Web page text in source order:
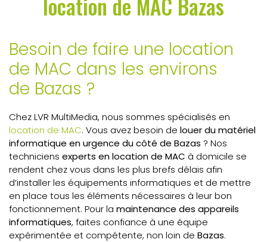
Besoin de faire une location
de MAC dans les environs
de Bazas ?
Chez LVR MultiMedia, nous sommes spécialisés en
location de MAC. Vous avez besoin de louer du matériel
informatique en urgence du côté de Bazas ? Nos
techniciens experts en location de MAC à domicile se
rendent chez vous dans les plus brefs délais afin
d’installer les équipements informatiques et de mettre
en place tous les éléments nécessaires à leur bon
fonctionnement. Pour la maintenance des appareils
informatiques, faites confiance à une équipe
expérimentée et compétente, non loin de Bazas.